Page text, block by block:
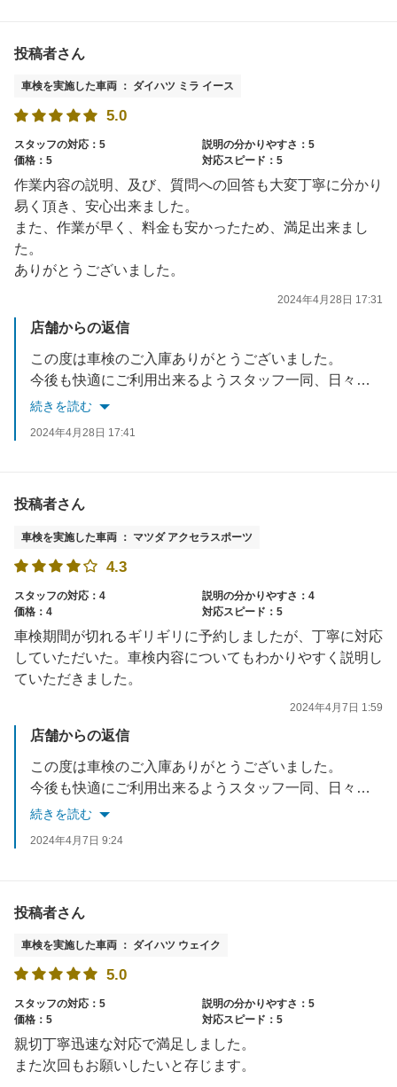
投稿者さん
車検を実施した車両 ： ダイハツ ミラ イース
5.0
スタッフの対応：5
説明の分かりやすさ：5
価格：5
対応スピード：5
作業内容の説明、及び、質問への回答も大変丁寧に分かり
易く頂き、安心出来ました。
また、作業が早く、料金も安かったため、満足出来まし
た。
ありがとうございました。
2024年4月28日 17:31
店舗からの返信
この度は車検のご入庫ありがとうございました。
今後も快適にご利用出来るようスタッフ一同、日々改善して参りますので、よろしくお願いいたします。
またのご利用お待ちしております。
続きを読む
2024年4月28日 17:41
投稿者さん
車検を実施した車両 ： マツダ アクセラスポーツ
4.3
スタッフの対応：4
説明の分かりやすさ：4
価格：4
対応スピード：5
車検期間が切れるギリギリに予約しましたが、丁寧に対応
していただいた。車検内容についてもわかりやすく説明し
ていただきました。
2024年4月7日 1:59
店舗からの返信
この度は車検のご入庫ありがとうございました。
今後も快適にご利用出来るようスタッフ一同、日々改善して参りますので、よろしくお願いいたします。
またのご利用お待ちしております。
続きを読む
2024年4月7日 9:24
投稿者さん
車検を実施した車両 ： ダイハツ ウェイク
5.0
スタッフの対応：5
説明の分かりやすさ：5
価格：5
対応スピード：5
親切丁寧迅速な対応で満足しました。
また次回もお願いしたいと存じます。